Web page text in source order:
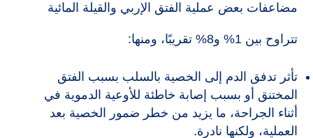
مضاعفات بعض عملية الفتق الإربي والقيلة المائية
تتراوح بين 1% و8% تقريبًا، ومنها:
تأثر تدفق الدم إلى الخصية بالسلب بسبب الفتق
المختنق أو بسبب إصابة خاطئة للأوعية الدموية في
أثناء الجراحة، ما يزيد من خطر ضمور الخصية بعد
العملية، ولكنها نادرة.